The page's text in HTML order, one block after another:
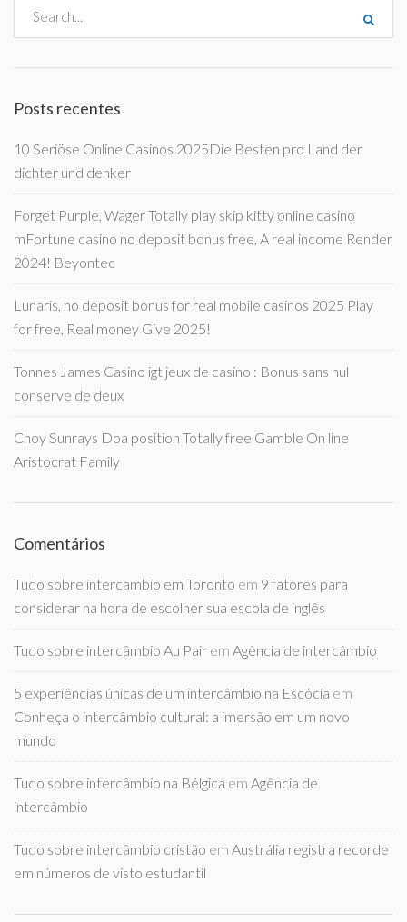
Posts recentes
10 Seriöse Online Casinos 2025Die Besten pro Land der
dichter und denker
Forget Purple, Wager Totally play skip kitty online casino
mFortune casino no deposit bonus free, A real income Render
2024! Beyontec
Lunaris, no deposit bonus for real mobile casinos 2025 Play
for free, Real money Give 2025!
Tonnes James Casino igt jeux de casino : Bonus sans nul
conserve de deux
Choy Sunrays Doa position Totally free Gamble On line
Aristocrat Family
Comentários
Tudo sobre intercambio em Toronto em 9 fatores para
considerar na hora de escolher sua escola de inglês
Tudo sobre intercâmbio Au Pair em Agência de intercâmbio
5 experiências únicas de um intercâmbio na Escócia em
Conheça o intercâmbio cultural: a imersão em um novo
mundo
Tudo sobre intercâmbio na Bélgica em Agência de
intercâmbio
Tudo sobre intercâmbio cristão em Austrália registra recorde
em números de visto estudantil